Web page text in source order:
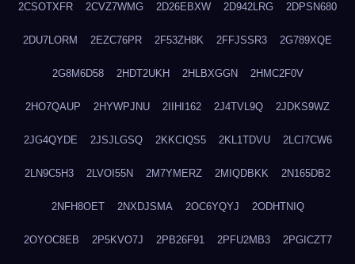
2CSOTXFR 2CVZ7WMG 2D26EBXW 2D942LRG 2DPSN680
2DU7LORM 2EZC76PR 2F53ZH8K 2FFJSSR3 2G789XQE
2G8M6D58 2HDT2UKH 2HLBXGGN 2HMC2F0V
2HO7QAUP 2HYWPJNU 2IIHI162 2J4TVL9Q 2JDKS9WZ
2JG4QYDE 2JSJLGSQ 2KKCIQS5 2KL1TDVU 2LCI7CW6
2LN9C5H3 2LVOI55N 2M7YMERZ 2MIQDBKK 2N165DB2
2NFH8OET 2NXDJSMA 2OC6YQYJ 2ODHTNIQ
2OYOC8EB 2P5KVO7J 2PB26F91 2PFU2MB3 2PGICZT7